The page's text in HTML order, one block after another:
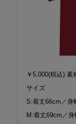
￥5,000(税込) 素
サイズ
S:着丈66cm／身
M:着丈69cm／